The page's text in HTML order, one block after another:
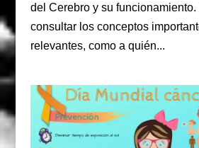
del Cerebro y su
consultar los conceptos
relevantes, como a quién...